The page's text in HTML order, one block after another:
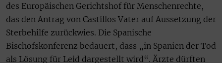
des Europäischen Gerichtshof für Menschenrechte,
das den Antrag von Castillos Vater auf Aussetzung der
Sterbehilfe zurückwies. Die Spanische
Bischofskonferenz bedauert, dass „in Spanien der Tod
als Lösung für Leid dargestellt wird“. Ärzte dürften